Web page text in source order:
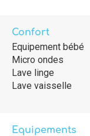
Confort
Equipement bébé
Micro ondes
Lave linge
Lave vaisselle
Equipements